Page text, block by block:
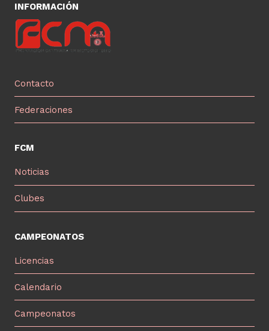
INFORMACIÓN
Contacto
Federaciones
FCM
Noticias
Clubes
CAMPEONATOS
Licencias
Calendario
Campeonatos